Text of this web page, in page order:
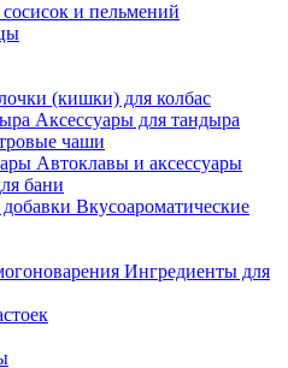
и пельмений
(кишки) для колбас
Аксессуары для тандыра
чаши
Автоклавы и аксессуары
бани
Вкусоароматические
Ингредиенты для